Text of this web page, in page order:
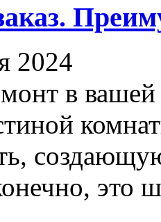
2024
в вашей
это